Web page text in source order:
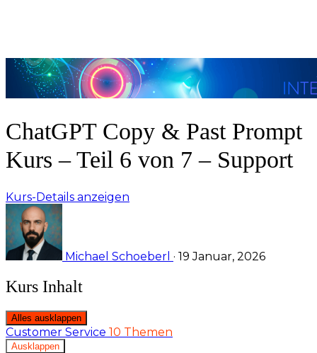
ChatGPT Copy & Past Prompt
Kurs – Teil 6 von 7 – Support
Kurs-Details anzeigen
Michael Schoeberl · 19 Januar, 2026
Kurs Inhalt
Alles ausklappen
Lektionen
Customer Service 10 Themen
Ausklappen